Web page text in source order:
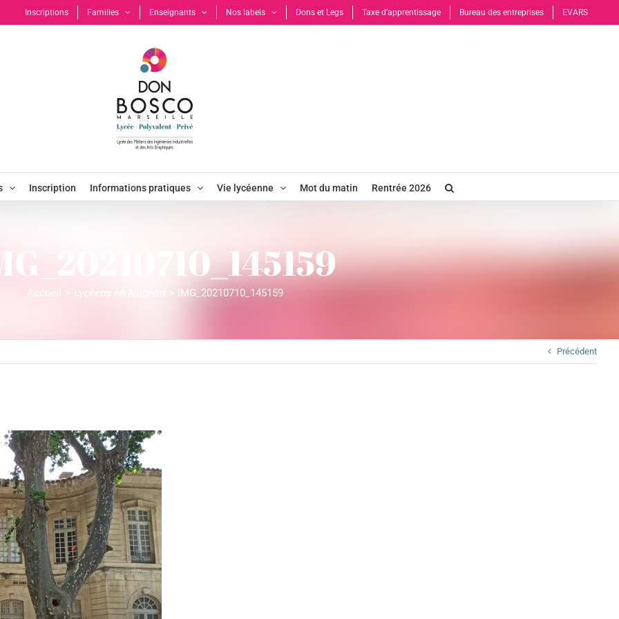
Inscriptions Familles Enseignants Nos labels Dons et Legs Taxe d’apprentissage Bureau des entreprises EVARS
Inscription Informations pratiques Vie lycéenne Mot du matin Rentrée 2026
Accueil Lycéens en Avignon IMG_20210710_145159
Précédent